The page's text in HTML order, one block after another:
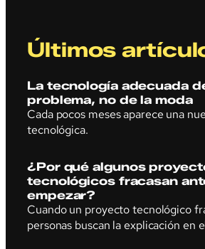
Últimos
La tecnología adecuada
problema, no de la moda
Cada pocos meses aparece una
tecnológica.
¿Por qué algunos
tecnológicos fracasan
empezar?
Cuando un proyecto tecnológico
personas buscan la explicación en